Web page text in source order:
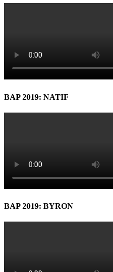
BAP 2019: NATIF
BAP 2019: BYRON